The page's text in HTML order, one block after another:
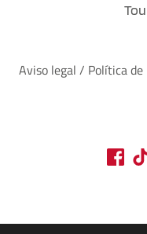
Aviso legal / Política